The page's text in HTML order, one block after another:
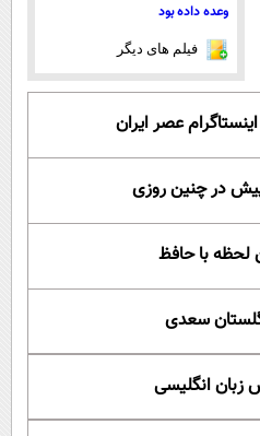
وعده داده بود
فیلم های دیگر
عصر ایران
لحظه با حافظ
سعدی
زبان انگلیسی